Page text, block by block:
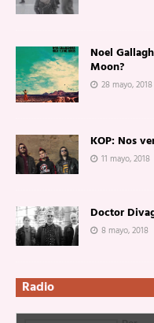
Noel
Moon?
28 mayo, 2018
KOP: Nos
11 mayo, 2018
Doctor
8 mayo, 2018
Radio